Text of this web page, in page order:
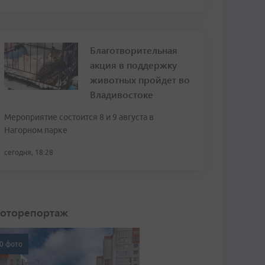
Благотворительная
акция в поддержку
животных пройдет во
Владивостоке
Мероприятие состоится 8 и 9 августа в
Нагорном парке
сегодня, 18:28
фото